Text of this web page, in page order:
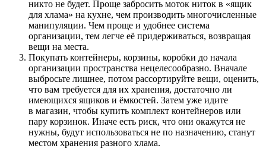
никто не будет. Проще забросить моток ниток в «ящик
для хлама» на кухне, чем производить многочисленные
манипуляции. Чем проще и удобнее система
организации, тем легче её придерживаться, возвращая
вещи на места.
Покупать контейнеры, корзины, коробки до начала
организации пространства нецелесообразно. Вначале
выбросьте лишнее, потом рассортируйте вещи, оценить,
что вам требуется для их хранения, достаточно ли
имеющихся ящиков и ёмкостей. Затем уже идите
в магазин, чтобы купить комплект контейнеров или
пару корзинок. Иначе есть риск, что они окажутся не
нужны, будут использоваться не по назначению, станут
местом хранения разного хлама.